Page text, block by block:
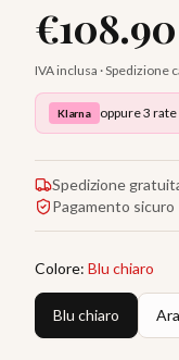
€108.90
IVA inclusa · Spedizione
Klarna oppure 3 rate
Spedizione
Pagamento sicuro
Colore: Blu chiaro
Blu chiaro